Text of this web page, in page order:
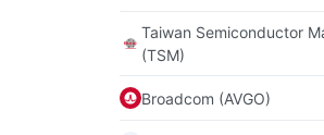
Taiwan Semiconductor
(TSM)
Broadcom (AVGO)